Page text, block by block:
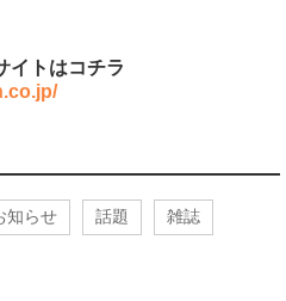
イトはコチラ
知らせ 話題 雑誌